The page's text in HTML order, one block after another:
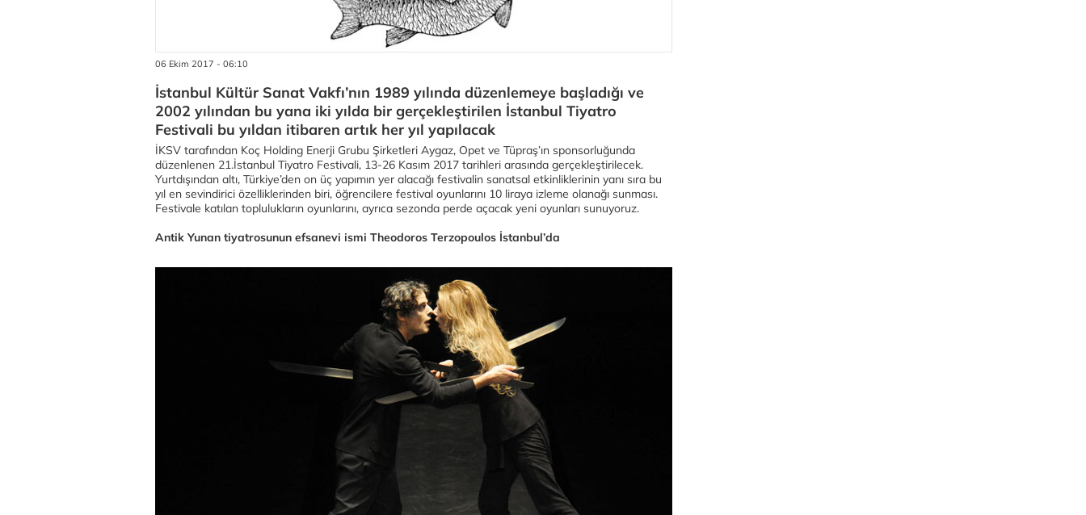
06 Ekim 2017 - 06:10
İstanbul Kültür Sanat Vakfı’nın 1989 yılında düzenlemeye başladığı ve
2002 yılından bu yana iki yılda bir gerçekleştirilen İstanbul Tiyatro
Festivali bu yıldan itibaren artık her yıl yapılacak
İKSV tarafından Koç Holding Enerji Grubu Şirketleri Aygaz, Opet ve Tüpraş’ın sponsorluğunda
düzenlenen 21.İstanbul Tiyatro Festivali, 13-26 Kasım 2017 tarihleri arasında gerçekleştirilecek.
Yurtdışından altı, Türkiye’den on üç yapımın yer alacağı festivalin sanatsal etkinliklerinin yanı sıra bu
yıl en sevindirici özelliklerinden biri, öğrencilere festival oyunlarını 10 liraya izleme olanağı sunması.
Festivale katılan toplulukların oyunlarını, ayrıca sezonda perde açacak yeni oyunları sunuyoruz.
Antik Yunan tiyatrosunun efsanevi ismi Theodoros Terzopoulos İstanbul’da